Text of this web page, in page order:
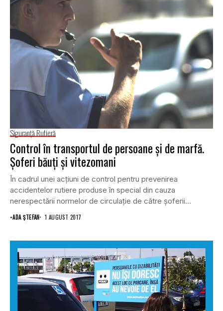
Siguranţă Rutieră
Control în transportul de persoane şi de marfă.
Şoferi băuţi şi vitezomani
În cadrul unei acţiuni de control pentru prevenirea
accidentelor rutiere produse în special din cauza
nerespectării normelor de circulaţie de către şoferii
•ADA ȘTEFAN 1 AUGUST 2017